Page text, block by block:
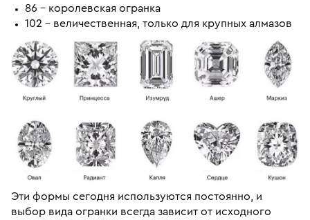
86 – королевская огранка
102 – величественная, только для крупных алмазов
Эти формы сегодня используются постоянно, и
выбор вида огранки всегда зависит от исходного